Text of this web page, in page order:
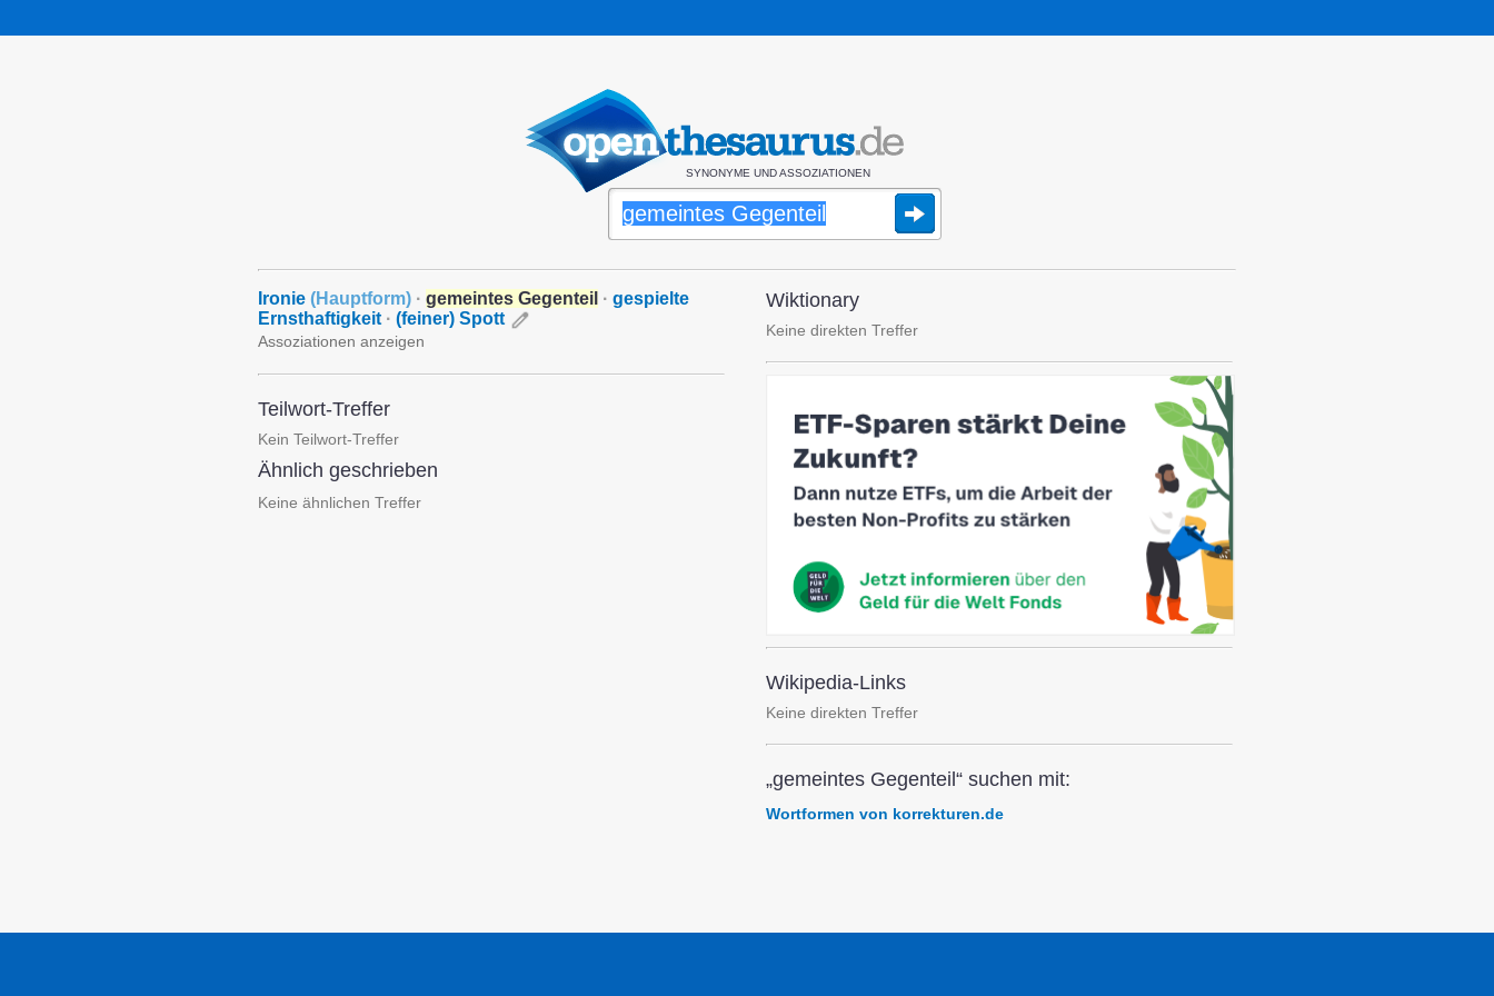
SYNONYME UND ASSOZIATIONEN
Ironie (Hauptform) · gemeintes Gegenteil · gespielte
Ernsthaftigkeit · (feiner) Spott
Assoziationen anzeigen
Teilwort-Treffer
Kein Teilwort-Treffer
Ähnlich geschrieben
Keine ähnlichen Treffer
Wiktionary
Keine direkten Treffer
Wikipedia-Links
Keine direkten Treffer
„gemeintes Gegenteil“ suchen mit:
Wortformen von korrekturen.de